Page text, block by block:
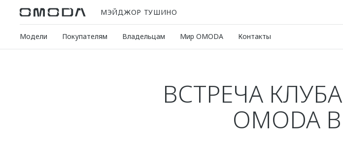
МЭЙДЖОР ТУШИНО
Модели Покупателям Владельцам Мир OMODA Контакты
ВСТРЕЧА
OMODA